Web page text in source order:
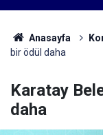
Anasayfa
bir ödül daha
Karatay
daha